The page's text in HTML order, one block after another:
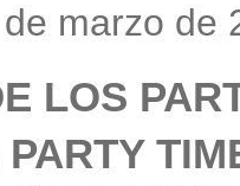
marzo de
LOS